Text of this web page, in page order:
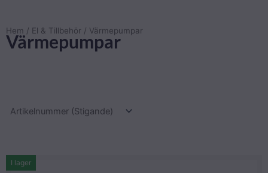
Hem / El & Tillbehör / Värmepumpar
Värmepumpar
I lager